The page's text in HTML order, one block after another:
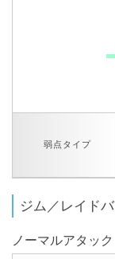
弱点タイプ
ジム／レイド
ノーマルアタック